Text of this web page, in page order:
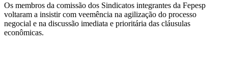
Os membros da comissão dos Sindicatos integrantes da Fepesp
voltaram a insistir com veemência na agilização do processo
negocial e na discussão imediata e prioritária das cláusulas
econômicas.